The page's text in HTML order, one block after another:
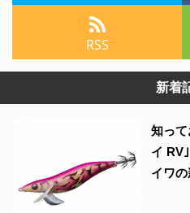
RSS
新着
知っ
イ RV
イワ